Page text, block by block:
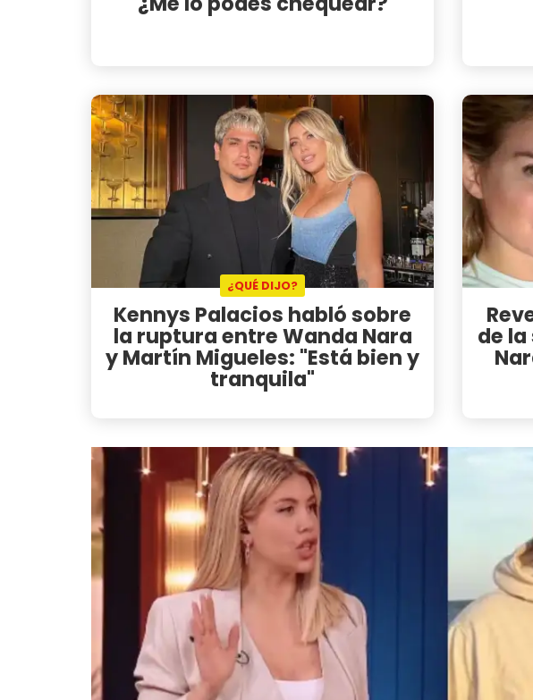
¿QUÉ DIJO?
Kennys Palacios habló sobre
la ruptura entre Wanda Nara
y Martín Migueles: "Está bien y
tranquila"
de